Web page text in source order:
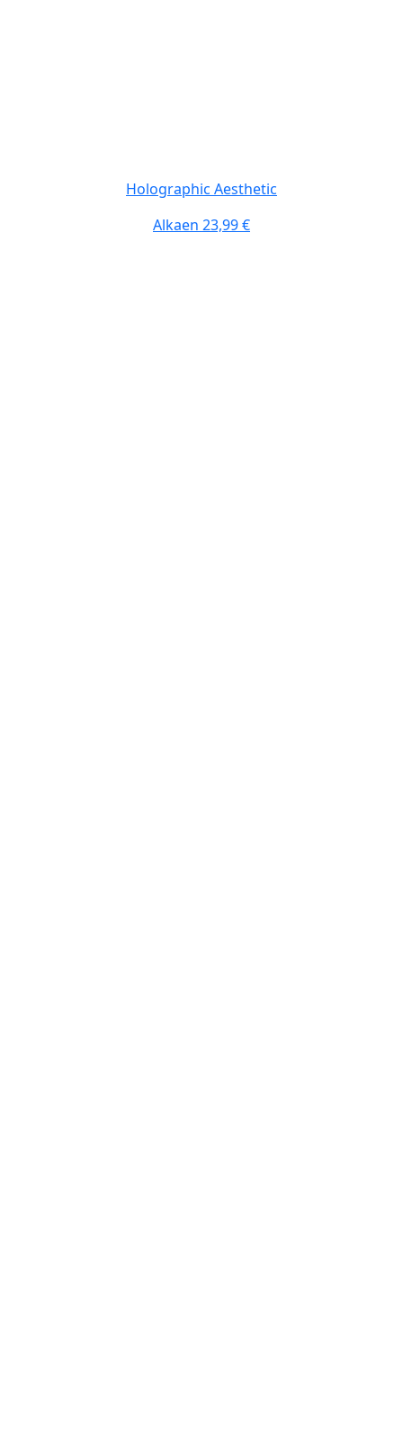
Holographic Aesthetic
Alkaen 23,99 €